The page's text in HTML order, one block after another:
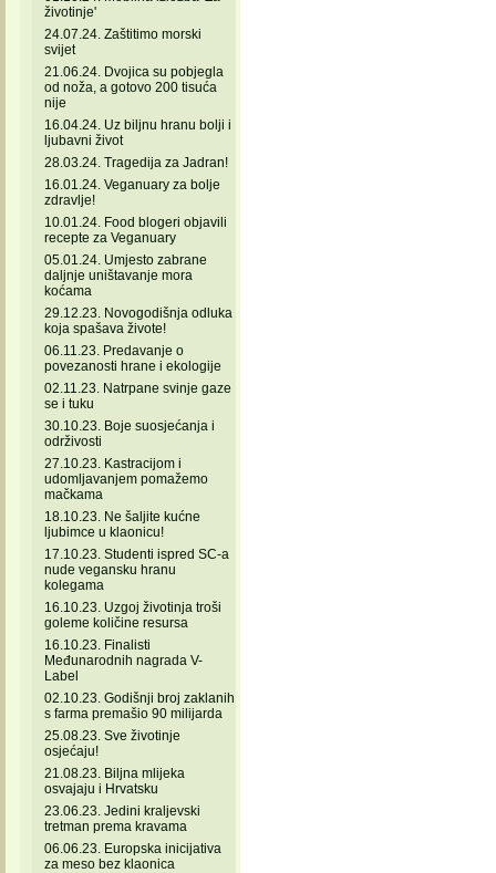
životinje'
24.07.24. Zaštitimo morski
svijet
21.06.24. Dvojica su pobjegla
od noža, a gotovo 200 tisuća
nije
16.04.24. Uz biljnu hranu bolji i
ljubavni život
28.03.24. Tragedija za Jadran!
16.01.24. Veganuary za bolje
zdravlje!
10.01.24. Food blogeri objavili
recepte za Veganuary
05.01.24. Umjesto zabrane
daljnje uništavanje mora
koćama
29.12.23. Novogodišnja odluka
koja spašava živote!
06.11.23. Predavanje o
povezanosti hrane i ekologije
02.11.23. Natrpane svinje gaze
se i tuku
30.10.23. Boje suosjećanja i
održivosti
27.10.23. Kastracijom i
udomljavanjem pomažemo
mačkama
18.10.23. Ne šaljite kućne
ljubimce u klaonicu!
17.10.23. Studenti ispred SC-a
nude vegansku hranu
kolegama
16.10.23. Uzgoj životinja troši
goleme količine resursa
16.10.23. Finalisti
Međunarodnih nagrada V-
Label
02.10.23. Godišnji broj zaklanih
s farma premašio 90 milijarda
25.08.23. Sve životinje
osjećaju!
21.08.23. Biljna mlijeka
osvajaju i Hrvatsku
23.06.23. Jedini kraljevski
tretman prema kravama
06.06.23. Europska inicijativa
za meso bez klaonica